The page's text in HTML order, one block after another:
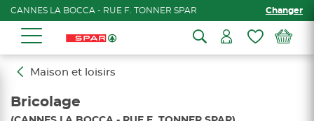
CANNES LA BOCCA - RUE F. TONNER SPAR Changer
Maison et loisirs
Bricolage